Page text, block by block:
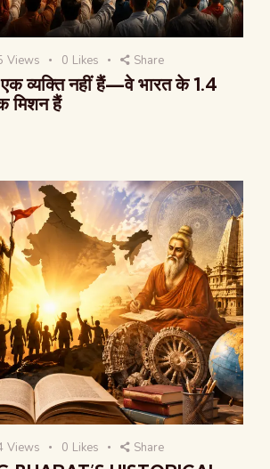
Views 0 Likes Share
एक व्यक्ति नहीं हैं—वे भारत के 1.4
मिशन हैं
Views 0 Likes Share